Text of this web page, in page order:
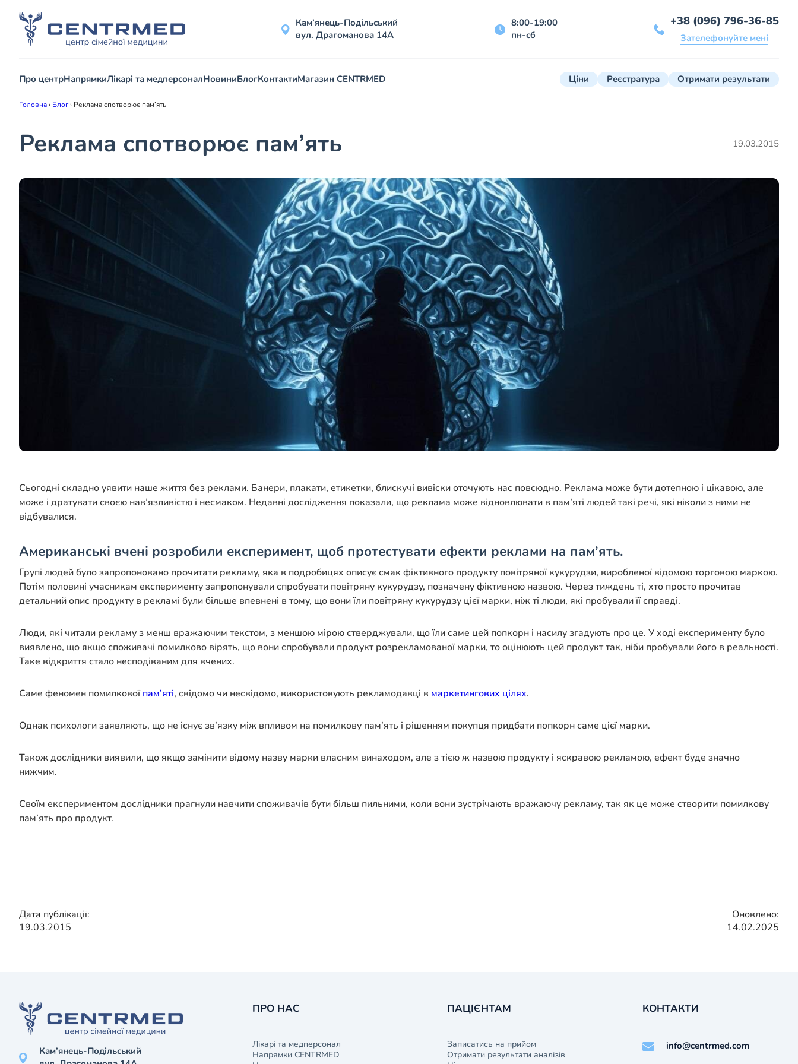
Кам’янець-Подільський
вул. Драгоманова 14А
8:00-19:00
пн-сб
+38 (096) 796-36-85
Зателефонуйте мені
Про центрНапрямкиЛікарі та медперсоналНовиниБлогКонтактиМагазин CENTRMED Ціни Реєстратура Отримати результати
Головна› Блог› Реклама спотворює пам’ять
Реклама спотворює пам’ять 19.03.2015
Сьогодні складно уявити наше життя без реклами. Банери, плакати, етикетки, блискучі вивіски оточують нас повсюдно. Реклама може бути дотепною і цікавою, але
може і дратувати своєю нав’язливістю і несмаком. Недавні дослідження показали, що реклама може відновлювати в пам’яті людей такі речі, які ніколи з ними не
відбувалися.
Американські вчені розробили експеримент, щоб протестувати ефекти реклами на пам’ять.
Групі людей було запропоновано прочитати рекламу, яка в подробицях описує смак фіктивного продукту повітряної кукурудзи, виробленої відомою торговою маркою.
Потім половині учасникам експерименту запропонували спробувати повітряну кукурудзу, позначену фіктивною назвою. Через тиждень ті, хто просто прочитав
детальний опис продукту в рекламі були більше впевнені в тому, що вони їли повітряну кукурудзу цієї марки, ніж ті люди, які пробували її справді.
Люди, які читали рекламу з менш вражаючим текстом, з меншою мірою стверджували, що їли саме цей попкорн і насилу згадують про це. У ході експерименту було
виявлено, що якщо споживачі помилково вірять, що вони спробували продукт розрекламованої марки, то оцінюють цей продукт так, ніби пробували його в реальності.
Таке відкриття стало несподіваним для вчених.
Саме феномен помилковоїпам’яті, свідомо чи несвідомо, використовують рекламодавці в маркетингових цілях.
Однак психологи заявляють, що не існує зв’язку між впливом на помилкову пам’ять і рішенням покупця придбати попкорн саме цієї марки.
Також дослідники виявили, що якщо замінити відому назву марки власним винаходом, але з тією ж назвою продукту і яскравою рекламою, ефект буде значно
нижчим.
Своїм експериментом дослідники прагнули навчити споживачів бути більш пильними, коли вони зустрічають вражаючу рекламу, так як це може створити помилкову
пам’ять про продукт.
Дата публікації:
19.03.2015
Оновлено:
14.02.2025
Кам’янець-Подільський
ПРО НАС
Лікарі та медперсонал
Напрямки CENTRMED
ПАЦІЄНТАМ
Записатись на прийом
Отримати результати аналізів
КОНТАКТИ
info@centrmed.com